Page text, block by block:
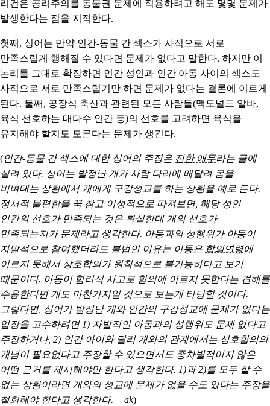
리건은 공리주의를 동물권 문제에 적용하려고 해도 몇몇 문제가
발생한다는 점을 지적한다.
첫째 , 싱어는 만약 인간-동물 간 섹스가 사적으로 서로
만족스럽게 행해질 수 있다면 문제가 없다고 말한다. 하지만 이
논리를 그대로 확장하면 인간 성인과 인간 아동 사이의 섹스도
사적으로 서로 만족스럽기만 하면 문제가 없다는 결론에 이르게
된다. 둘째 , 공장식 축산과 관련된 모든 사람들(맥도널드 알바,
육식 선호하는 대다수 인간 등)의 선호를 고려하면 육식을
유지해야 할지도 모른다는 문제가 생긴다.
(인간-동물 간 섹스에 대한 싱어의 주장은 진한 애무라는 글에
실려 있다. 싱어는 발정난 개가 사람 다리에 매달려 몸을
비벼대는 상황에서 개에게 구강성교를 하는 상황을 예로 든다.
정서적 불편함을 꾹 참고 이성적으로 따져보면, 해당 성인
인간의 선호가 만족되는 것은 확실한데 개의 선호가
만족되는지가 문제라고 생각한다. 아동과의 성행위가 아동이
자발적으로 참여했더라도 불법인 이유는 아동은 합의연령에
이르지 못해서 상호합의가 원칙적으로 불가능하다고 보기
때문이다. 아동이 합리적 사고로 합의에 이르지 못한다는 견해를
수용한다면 개도 마찬가지일 것으로 보는게 타당할 것이다.
그렇다면, 싱어가 발정난 개와 인간의 구강성교에 문제가 없다는
입장을 고수하려면 1) 자발적인 아동과의 성행위도 문제 없다고
주장하거나, 2) 인간 아이와 달리 개와의 관계에서는 상호합의의
개념이 필요없다고 주장할 수 있으면서도 종차별적이지 않은
어떤 근거를 제시해야만 한다고 생각한다. 1)과 2)를 모두 할 수
없는 상황이라면 개와의 성교에 문제가 없을 수도 있다는 주장을
철회해야 한다고 생각한다. —ak)